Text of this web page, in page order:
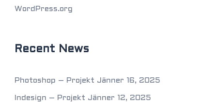
WordPress.org
Recent News
Photoshop – Projekt Jänner 16, 2025
Indesign – Projekt Jänner 12, 2025